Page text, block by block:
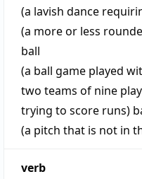
(a lavish dance
(a more or less
ball
(a ball game played
two teams of nine
trying to score runs)
(a pitch that is not in
verb